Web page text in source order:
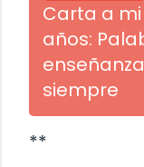
Carta a
años:
siempre
**